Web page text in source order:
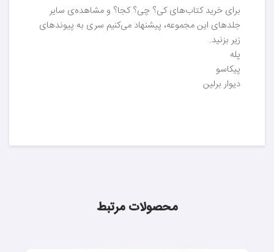
برای خرید کتاب‌های کی؟ چی؟ کجا؟ و مشاهده‌ی سایر
جلدهای این مجموعه، پیشنهاد می‌کنیم سری به پیوندهای
زیر بزنید.
پله
پیکاسو
دیوار برلین
محصولات مرتبط